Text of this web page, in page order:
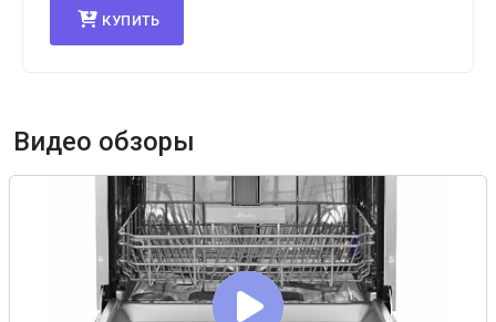
КУПИТЬ
Видео обзоры